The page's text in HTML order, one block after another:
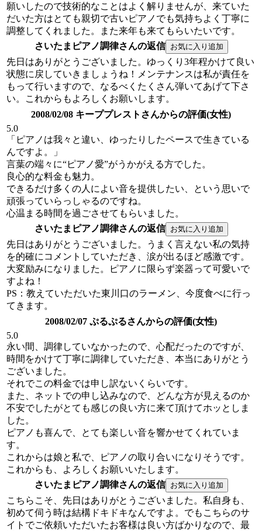
願いしたので技術的なことはよく解りませんが、来ていた
だいた方はとても親切で古いピアノでも気持ちよく丁寧に
調整してくれました。また来年も来てもらいたいです。
さいたまピアノ調律さんの返信
先日はありがとうございました。ゆっくり3年程かけて良い
状態に戻していきましょうね！メンテナンスは私が責任を
もって行いますので、なるべくたくさん弾いてあげて下さ
い。これからもよろしくお願いします。
2008/02/08 キーププレストさんからの評価(女性)
5.0
「ピアノは我々と違い、ゆったりしたペースで生きている
んですよ。」
言葉の端々に“ピアノ愛”がうかがえる方でした。
良心的な料金も魅力。
できるだけ多くの人によい音を提供したい、という思いで
頑張っていらっしゃるのですね。
心温まる時間を過ごさせてもらいました。
さいたまピアノ調律さんの返信
先日はありがとうございました。うまく言えない私の気持
を的確にコメントしていただき、涙が出るほど感激です。
大変励みになりました。ピアノに限らず楽器って可愛いで
すよね！
PS：教えていただいた東川口のラーメン、今度食べに行っ
てきます。
2008/02/07 ぷるぷるさんからの評価(女性)
5.0
永い間、調律していなかったので、心配だったのですが、
時間をかけて丁寧に調律していただき、本当にありがとう
ございました。
それでこの料金では申し訳ないくらいです。
また、ネットでの申し込みなので、どんな方が見えるのか
不安でしたがとても感じの良い方に来て頂けてホッとしま
した。
ピアノも喜んで、とても楽しい音を響かせてくれていま
す。
これからは娘と私で、ピアノの取り合いになりそうです。
これからも、よろしくお願いいたします。
さいたまピアノ調律さんの返信
こちらこそ、先日はありがとうございました。私自身も、
初めて伺う時は結構ドキドキなんですよ。でもこちらのサ
イトでご依頼いただいたお客様は良い方ばかりなので、最